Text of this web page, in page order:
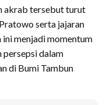
akrab tersebut turut
serta jajaran
menjadi momentum
persepsi dalam
di Bumi Tambun